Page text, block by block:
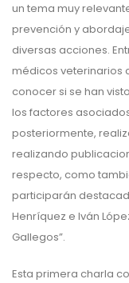
un tema muy
prevención y
diversas acciones.
médicos veterinarios
conocer si se han
los factores
posteriormente,
realizando
respecto, como
participarán
Henríquez e Iván
Gallegos”.
Esta primera charla